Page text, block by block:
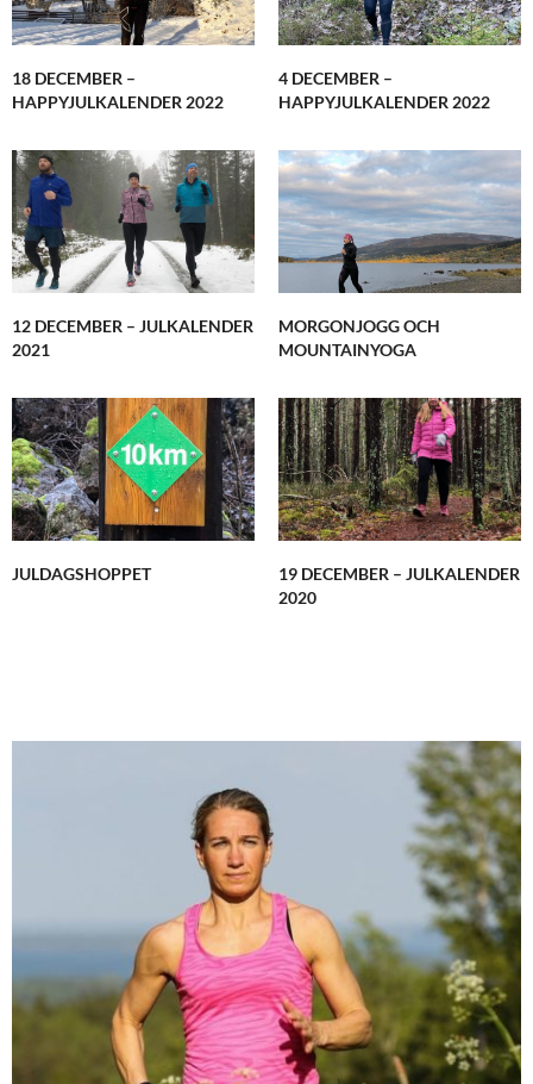
18 DECEMBER –
HAPPYJULKALENDER 2022
4 DECEMBER –
HAPPYJULKALENDER 2022
12 DECEMBER – JULKALENDER
2021
MORGONJOGG OCH
MOUNTAINYOGA
JULDAGSHOPPET
19 DECEMBER – JULKALENDER
2020